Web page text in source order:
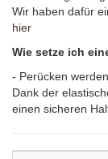
Wir haben dafür
hier
Wie setze ich
- Perücken
Dank der
einen sicheren